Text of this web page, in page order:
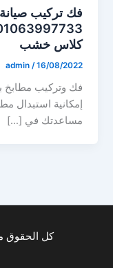
فك تركيب صيانة
كلاس خشب
admin /16/08/2022
فك وتركيب مطابخ
إمكانية استبدال
مساعدتك في […]
كل الحقوق محفوظة ©